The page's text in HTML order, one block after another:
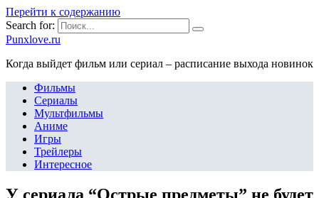
Перейти к содержанию
Search for:
Punxlove.ru
Когда выйдет фильм или сериал – расписание выхода новинок
Фильмы
Сериалы
Мультфильмы
Аниме
Игры
Трейлеры
Интересное